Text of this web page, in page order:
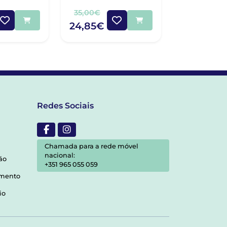
35,00€
24,85€
Redes Sociais
Chamada para a rede móvel
nacional:
+351 965 055 059